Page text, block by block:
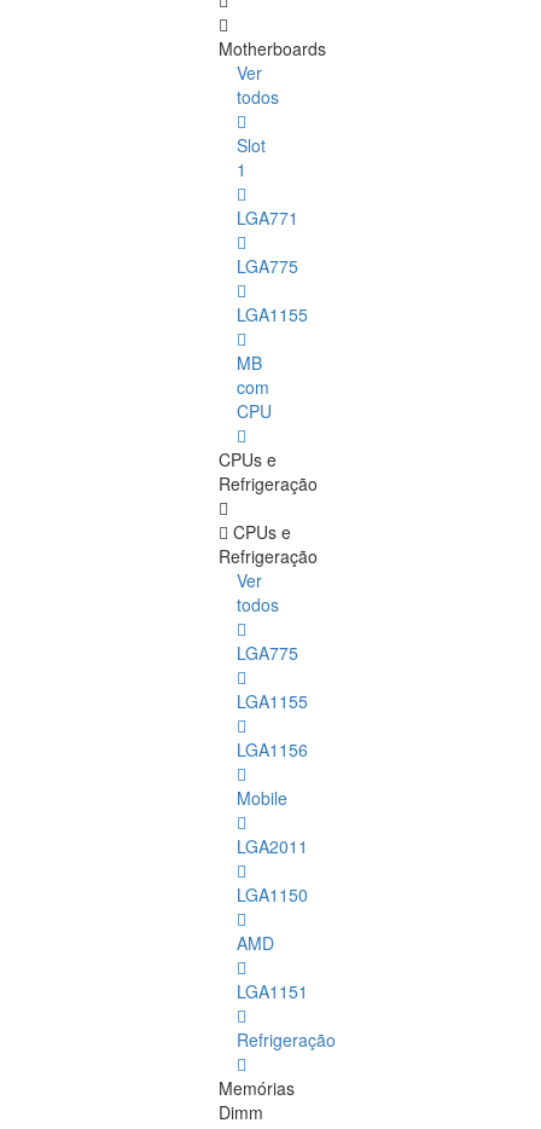
Motherboards
Ver
todos
Slot
1
LGA771
LGA775
LGA1155
MB
com
CPU
CPUs e
Refrigeração
CPUs e
Refrigeração
Ver
todos
LGA775
LGA1155
LGA1156
Mobile
LGA2011
LGA1150
AMD
LGA1151
Refrigeração
Memórias
Dimm